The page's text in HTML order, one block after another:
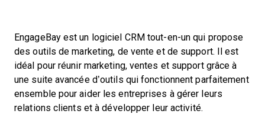
EngageBay est un logiciel CRM tout-en-un qui propose
des outils de marketing, de vente et de support. Il est
idéal pour réunir marketing, ventes et support grâce à
une suite avancée d’outils qui fonctionnent parfaitement
ensemble pour aider les entreprises à gérer leurs
relations clients et à développer leur activité.